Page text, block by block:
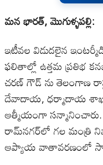
మన భారత్, మొగుళ్ళపల్లి:
ఇటీవల విడుదలైన
ఫలితాల్లో ఉత్తమ ప్రతిభ
చరణ్ గౌడ్ ను తెలంగాణ
దేవాదాయ, ధర్మాదాయ శాఖ
ఆత్మీయంగా
రామ్‌నగర్‌లో గల మంత్రి
ఆప్యాయ వాతావరణంలో